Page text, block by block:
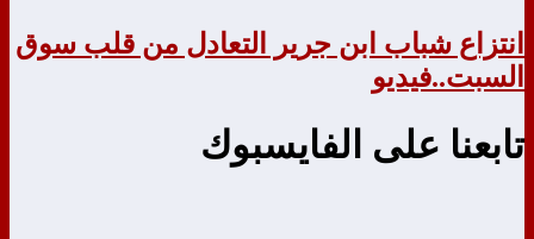
انتزاع شباب ابن جرير التعادل من قلب سوق
السبت..فيديو
تابعنا على الفايسبوك